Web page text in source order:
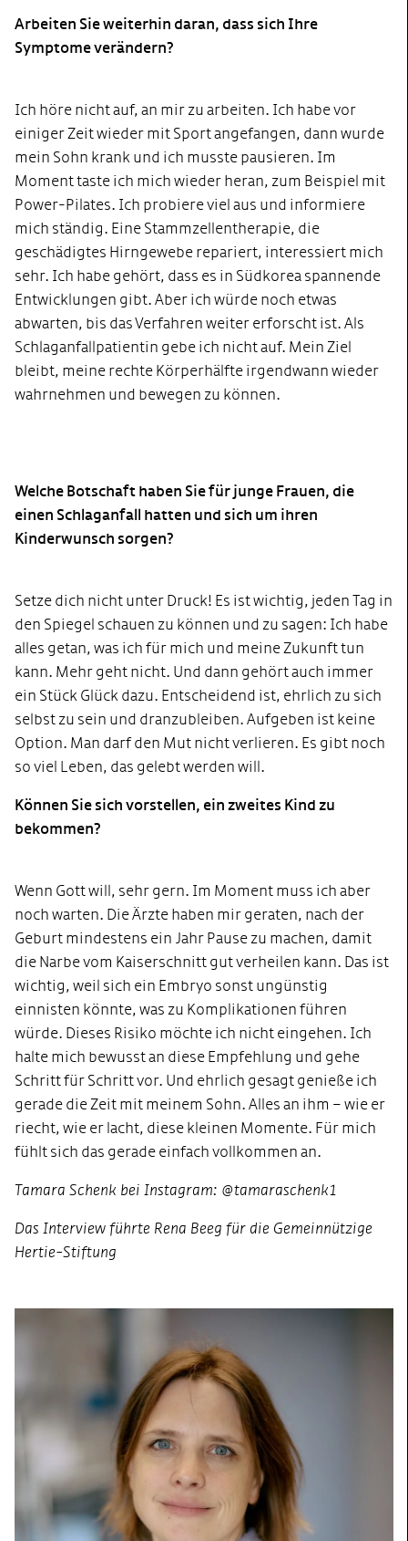
Arbeiten Sie weiterhin daran, dass sich Ihre
Symptome verändern?
Ich höre nicht auf, an mir zu arbeiten. Ich habe vor
einiger Zeit wieder mit Sport angefangen, dann wurde
mein Sohn krank und ich musste pausieren. Im
Moment taste ich mich wieder heran, zum Beispiel mit
Power-Pilates. Ich probiere viel aus und informiere
mich ständig. Eine Stammzellentherapie, die
geschädigtes Hirngewebe repariert, interessiert mich
sehr. Ich habe gehört, dass es in Südkorea spannende
Entwicklungen gibt. Aber ich würde noch etwas
abwarten, bis das Verfahren weiter erforscht ist. Als
Schlaganfallpatientin gebe ich nicht auf. Mein Ziel
bleibt, meine rechte Körperhälfte irgendwann wieder
wahrnehmen und bewegen zu können.
Welche Botschaft haben Sie für junge Frauen, die
einen Schlaganfall hatten und sich um ihren
Kinderwunsch sorgen?
Setze dich nicht unter Druck! Es ist wichtig, jeden Tag in
den Spiegel schauen zu können und zu sagen: Ich habe
alles getan, was ich für mich und meine Zukunft tun
kann. Mehr geht nicht. Und dann gehört auch immer
ein Stück Glück dazu. Entscheidend ist, ehrlich zu sich
selbst zu sein und dranzubleiben. Aufgeben ist keine
Option. Man darf den Mut nicht verlieren. Es gibt noch
so viel Leben, das gelebt werden will.
Können Sie sich vorstellen, ein zweites Kind zu
bekommen?
Wenn Gott will, sehr gern. Im Moment muss ich aber
noch warten. Die Ärzte haben mir geraten, nach der
Geburt mindestens ein Jahr Pause zu machen, damit
die Narbe vom Kaiserschnitt gut verheilen kann. Das ist
wichtig, weil sich ein Embryo sonst ungünstig
einnisten könnte, was zu Komplikationen führen
würde. Dieses Risiko möchte ich nicht eingehen. Ich
halte mich bewusst an diese Empfehlung und gehe
Schritt für Schritt vor. Und ehrlich gesagt genieße ich
gerade die Zeit mit meinem Sohn. Alles an ihm – wie er
riecht, wie er lacht, diese kleinen Momente. Für mich
fühlt sich das gerade einfach vollkommen an.
Tamara Schenk bei Instagram: @tamaraschenk1
Das Interview führte Rena Beeg für die Gemeinnützige
Hertie-Stiftung